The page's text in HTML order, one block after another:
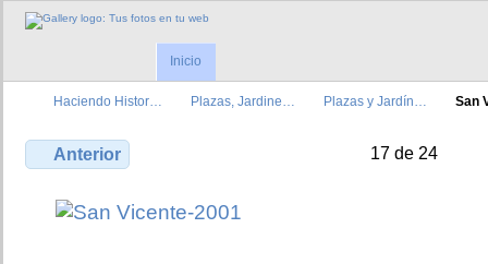
Inicio
Haciendo Histor… Plazas, Jardine… Plazas y Jardín… San
Anterior 17 de 24